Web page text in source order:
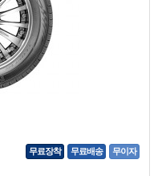
무료장착 무료배송 무이자